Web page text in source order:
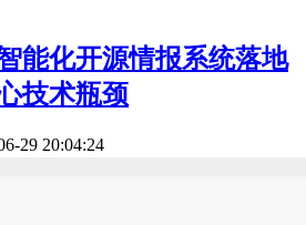
能化开源情报系统落地
技术瓶颈
29 20:04:24